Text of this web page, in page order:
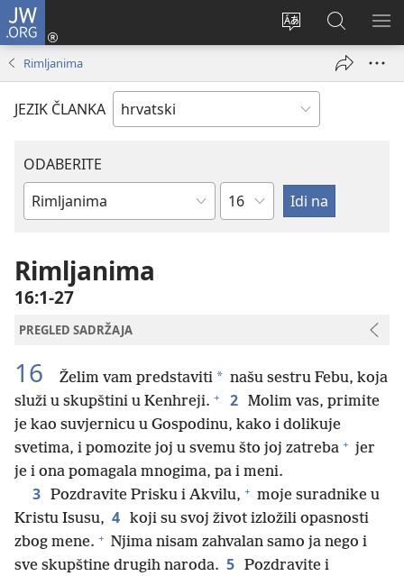
JW.ORG
Promijeni
Prijava
(otvara
prozor)
JW.ORG
|
Pretraga
Rimljanima
JEZIK ČLANKA
ODABERITE
Biblijska
Poglavlje
Rimljanima
16:1-27
PREGLED SADRŽAJA
16 Želim vam predstaviti * našu sestru Febu, koja
služi u skupštini u Kenhreji. + 2 Molim vas, primite
je kao suvjernicu u Gospodinu, kako i dolikuje
svetima, i pomozite joj u svemu što joj zatreba + jer
je i ona pomagala mnogima, pa i meni.
3 Pozdravite Prisku i Akvilu, + moje suradnike u
Kristu Isusu, 4 koji su svoj život izložili opasnosti
zbog mene. + Njima nisam zahvalan samo ja nego i
sve skupštine drugih naroda. 5 Pozdravite i